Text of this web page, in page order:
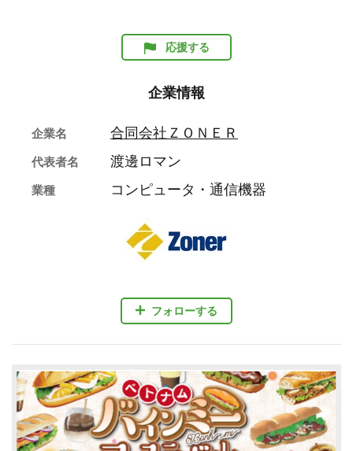
応援する
企業情報
フォローする
企業名 合同会社ＺＯＮＥＲ
代表者名 渡邊ロマン
業種 コンピュータ・通信機器